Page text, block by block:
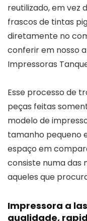
reutilizado, em vez
frascos de tintas
diretamente no
conferir em nosso
Impressoras
Esse processo de
peças feitas
modelo de
tamanho pequeno
espaço em
consiste numa das
aqueles que
Impressora a
qualidade,